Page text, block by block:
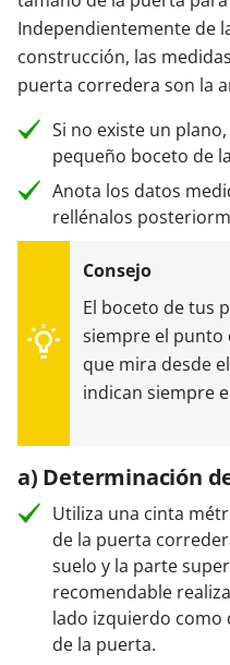
Independientemente de
construcción, las
puerta corredera son la
Si no existe un
pequeño boceto de
Anota los datos
rellénalos
El boceto de tus
siempre el punto
que mira desde
indican siempre
a) Determinación
Utiliza una cinta
de la puerta
suelo y la parte
recomendable
lado izquierdo como
de la puerta.